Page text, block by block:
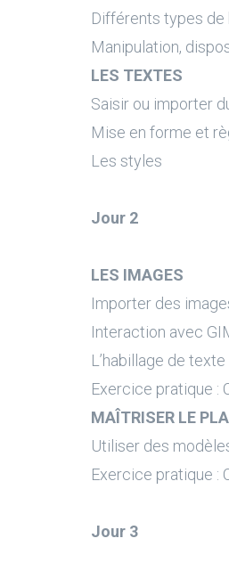
Différents types de
Manipulation,
LES TEXTES
Saisir ou importer
Mise en forme et
Les styles
Jour 2
LES IMAGES
Importer des
Interaction avec
L’habillage de texte
Exercice pratique :
MAÎTRISER LE
Utiliser des
Exercice pratique :
Jour 3